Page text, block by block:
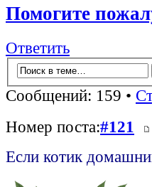
Помогите
Ответить
Сообщений: 159 •
Номер поста:#121
Если котик